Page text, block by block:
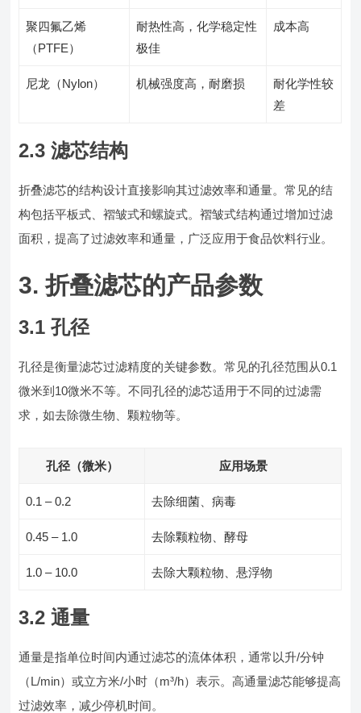
聚四氟乙烯
（PTFE）
耐热性高，化学稳定性
极佳
成本高
尼龙（Nylon） 机械强度高，耐磨损
耐化学性较
差
2.3 滤芯结构
折叠滤芯的结构设计直接影响其过滤效率和通量。常见的结
构包括平板式、褶皱式和螺旋式。褶皱式结构通过增加过滤
面积，提高了过滤效率和通量，广泛应用于食品饮料行业。
3. 折叠滤芯的产品参数
3.1 孔径
孔径是衡量滤芯过滤精度的关键参数。常见的孔径范围从0.1
微米到10微米不等。不同孔径的滤芯适用于不同的过滤需
求，如去除微生物、颗粒物等。
孔径（微米） 应用场景
0.1 – 0.2 去除细菌、病毒
0.45 – 1.0 去除颗粒物、酵母
1.0 – 10.0 去除大颗粒物、悬浮物
3.2 通量
通量是指单位时间内通过滤芯的流体体积，通常以升/分钟
（L/min）或立方米/小时（m³/h）表示。高通量滤芯能够提高
过滤效率，减少停机时间。